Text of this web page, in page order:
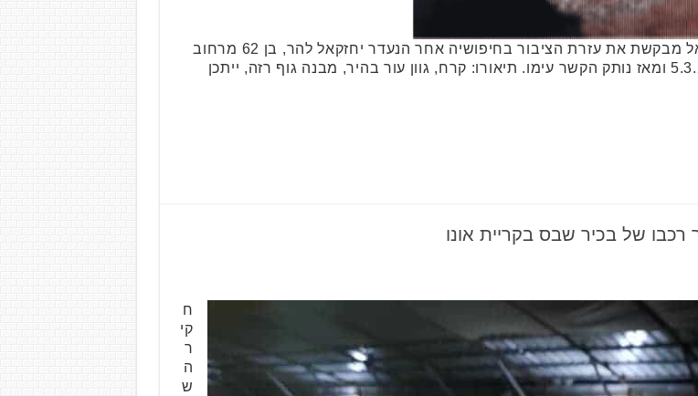
עדכון- הנעדר אותר, תודה לכל מי שסייע. משטרת ישראל מבקשת את עזרת הציבור בחיפושיה אחר הנעדר יחזקאל להר, בן 62 מרחוב
אפרים ברמת גן. הנעדר יצא מביה"ח שיבא ביום א', 5.3.23 ומאז נותק הקשר עימו. תיאורו: קרח, גוון עור בהיר, מבנה גוף רזה, ייתכן
של בכיר שבס בקריית אונו
ח
קי
ר
ה
ש